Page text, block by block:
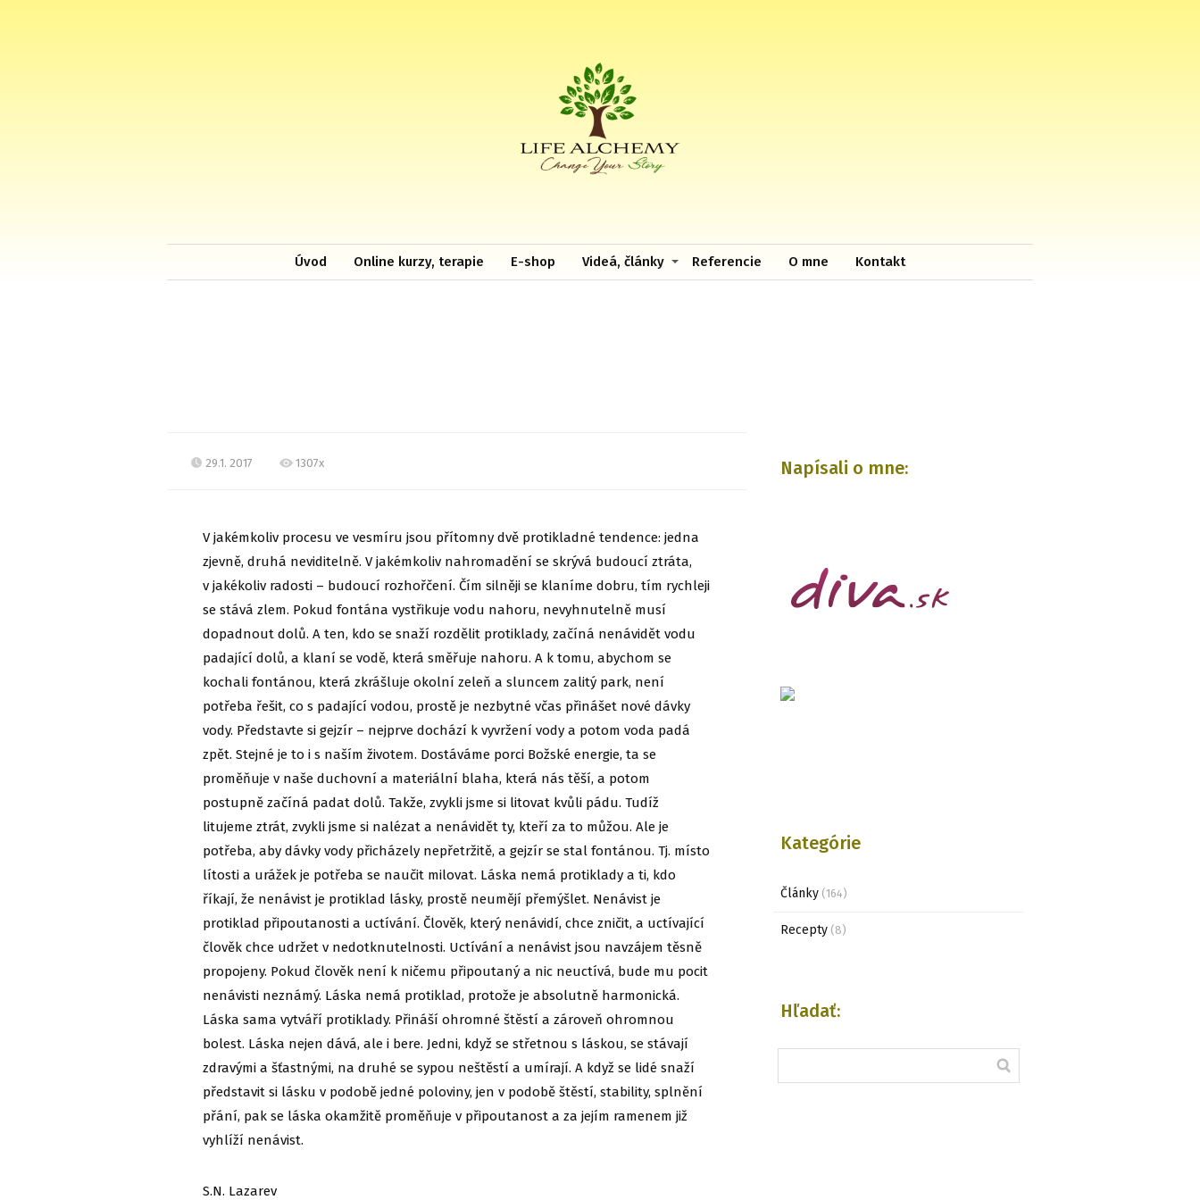
Úvod Online kurzy, terapie E-shop Videá, články Referencie O mne Kontakt
29.1. 2017 1307x
V jakémkoliv procesu ve vesmíru jsou přítomny dvě protikladné tendence: jedna
zjevně, druhá neviditelně. V jakémkoliv nahromadění se skrývá budoucí ztráta,
v jakékoliv radosti – budoucí rozhořčení. Čím silněji se klaníme dobru, tím rychleji
se stává zlem. Pokud fontána vystřikuje vodu nahoru, nevyhnutelně musí
dopadnout dolů. A ten, kdo se snaží rozdělit protiklady, začíná nenávidět vodu
padající dolů, a klaní se vodě, která směřuje nahoru. A k tomu, abychom se
kochali fontánou, která zkrášluje okolní zeleň a sluncem zalitý park, není
potřeba řešit, co s padající vodou, prostě je nezbytné včas přinášet nové dávky
vody. Představte si gejzír – nejprve dochází k vyvržení vody a potom voda padá
zpět. Stejné je to i s naším životem. Dostáváme porci Božské energie, ta se
proměňuje v naše duchovní a materiální blaha, která nás těší, a potom
postupně začíná padat dolů. Takže, zvykli jsme si litovat kvůli pádu. Tudíž
litujeme ztrát, zvykli jsme si nalézat a nenávidět ty, kteří za to můžou. Ale je
potřeba, aby dávky vody přicházely nepřetržitě, a gejzír se stal fontánou. Tj. místo
lítosti a urážek je potřeba se naučit milovat. Láska nemá protiklady a ti, kdo
říkají, že nenávist je protiklad lásky, prostě neumějí přemýšlet. Nenávist je
protiklad připoutanosti a uctívání. Člověk, který nenávidí, chce zničit, a uctívající
člověk chce udržet v nedotknutelnosti. Uctívání a nenávist jsou navzájem těsně
propojeny. Pokud člověk není k ničemu připoutaný a nic neuctívá, bude mu pocit
nenávisti neznámý. Láska nemá protiklad, protože je absolutně harmonická.
Láska sama vytváří protiklady. Přináší ohromné štěstí a zároveň ohromnou
bolest. Láska nejen dává, ale i bere. Jedni, když se střetnou s láskou, se stávají
zdravými a šťastnými, na druhé se sypou neštěstí a umírají. A když se lidé snaží
představit si lásku v podobě jedné poloviny, jen v podobě štěstí, stability, splnění
přání, pak se láska okamžitě proměňuje v připoutanost a za jejím ramenem již
vyhlíží nenávist.
S.N. Lazarev
Napísali o mne:
Kategórie
Články (164)
Recepty (8)
Hľadať: